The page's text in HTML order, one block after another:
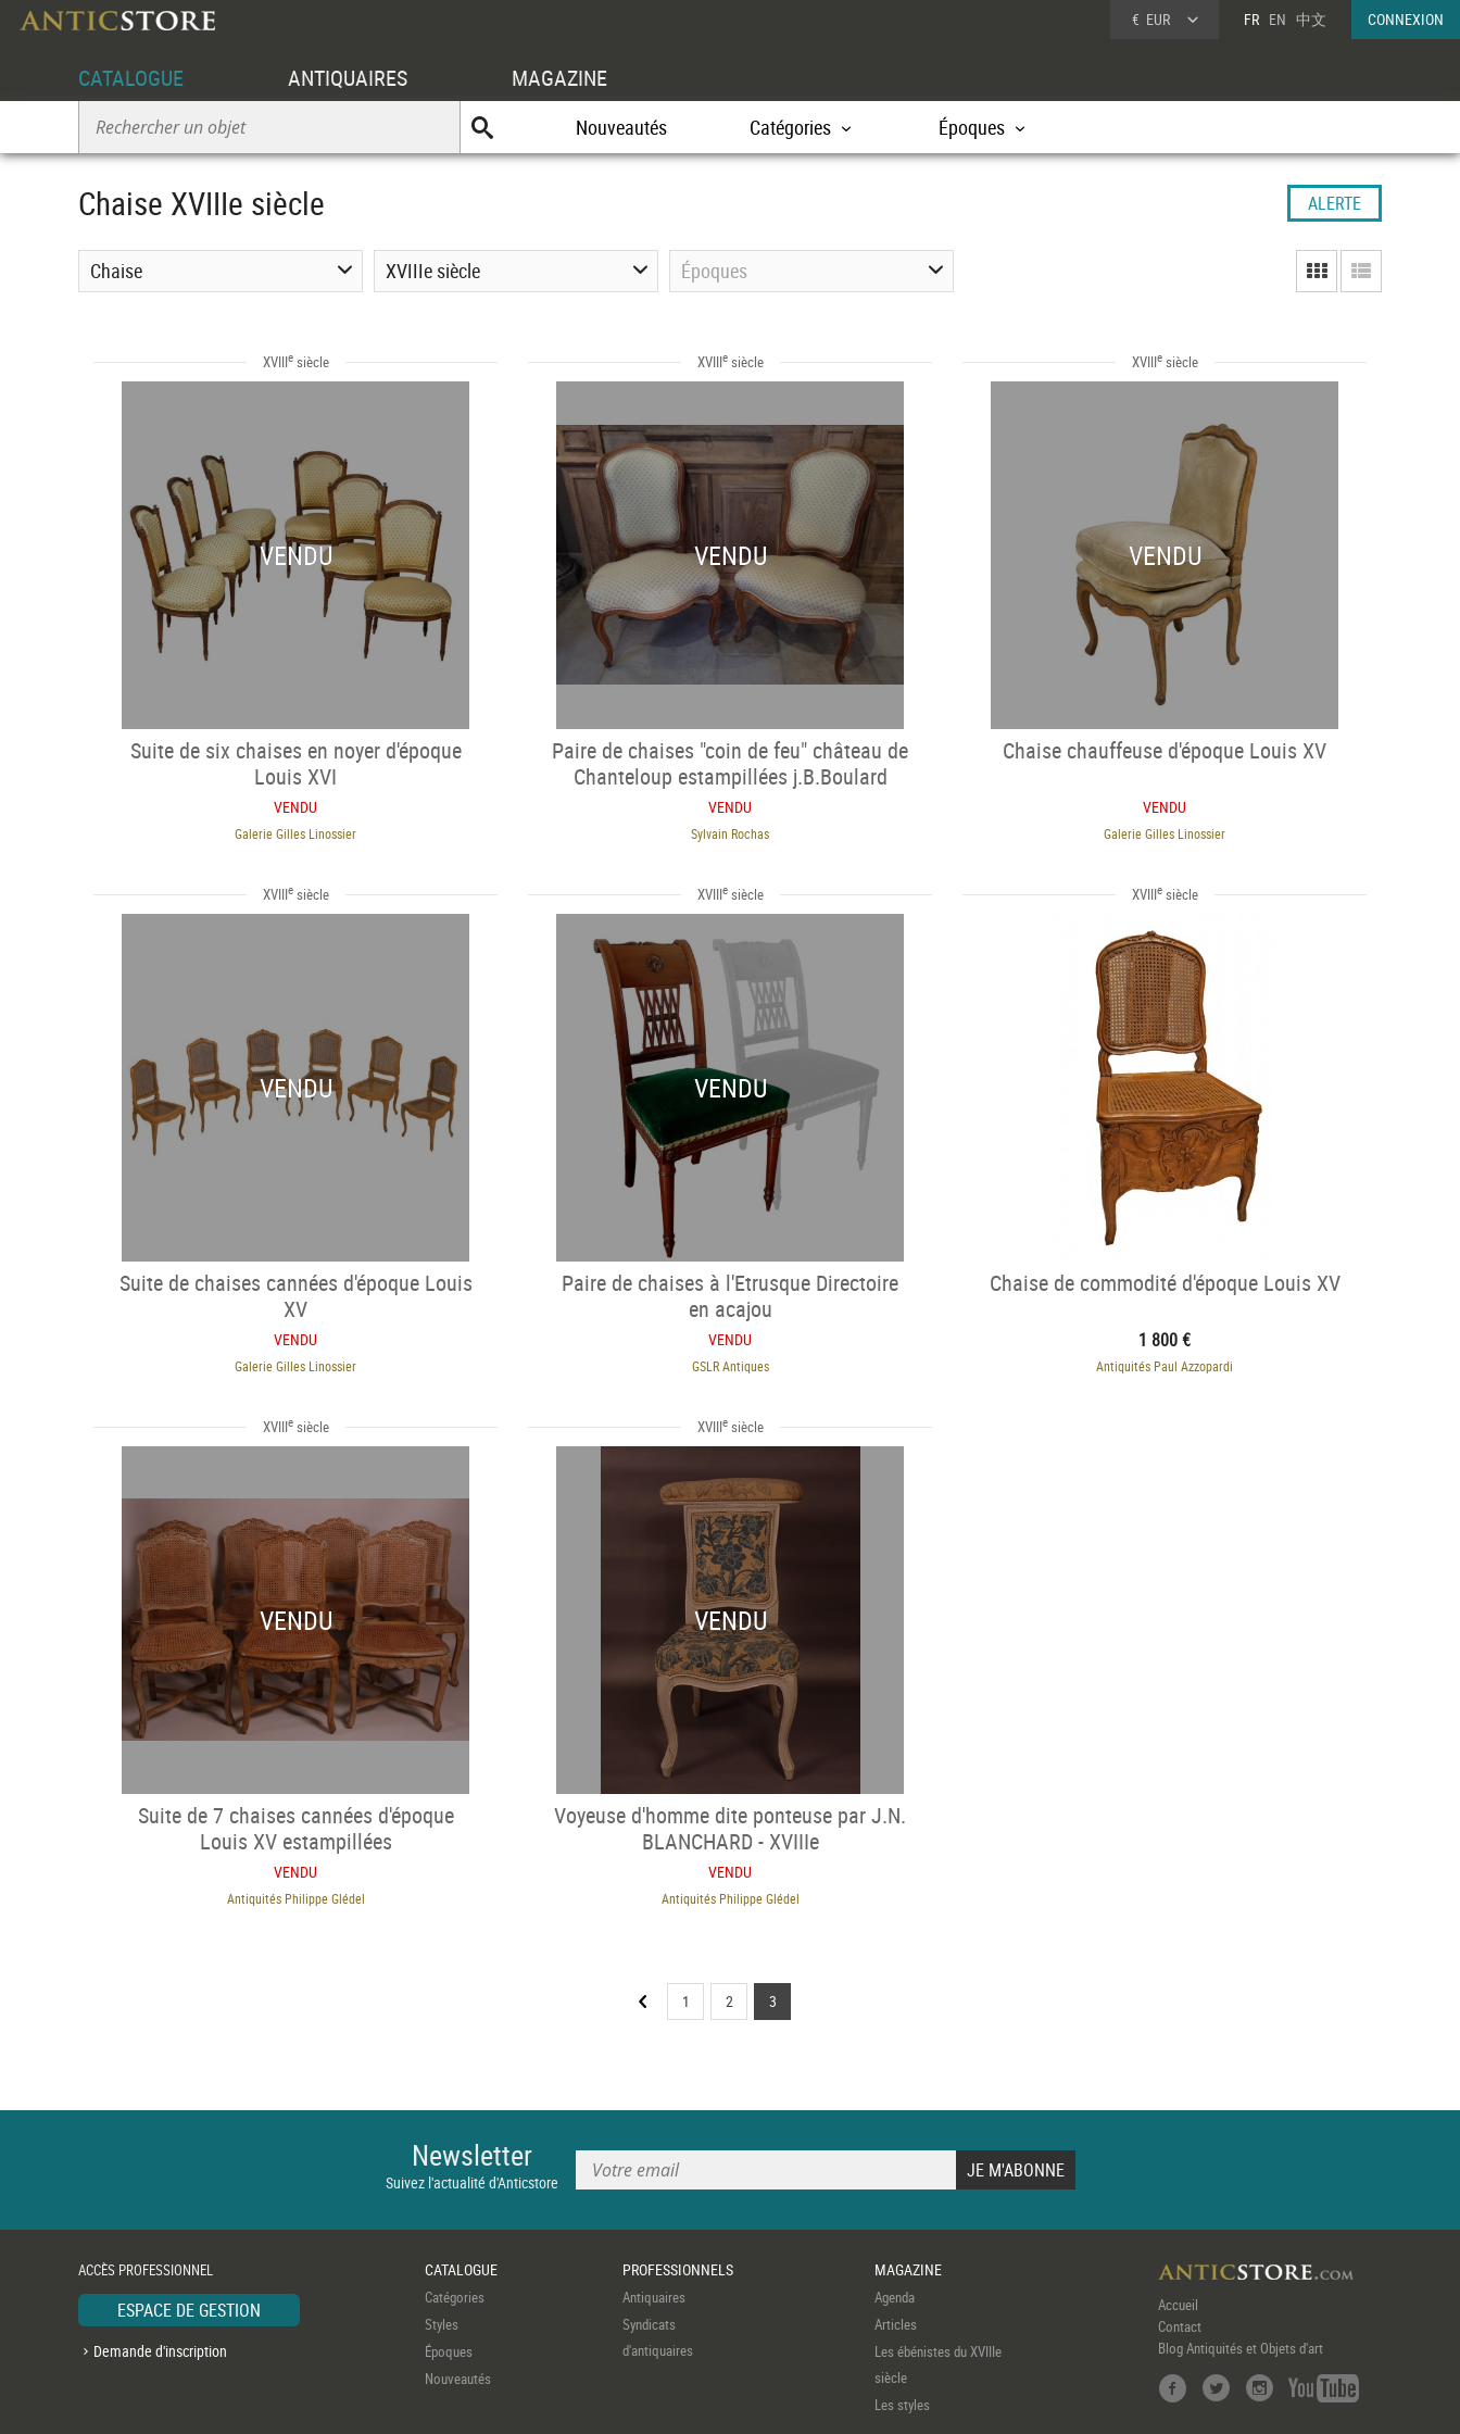
€ EUR FR EN 中文 CONNEXION
CATALOGUE ANTIQUAIRES MAGAZINE
Nouveautés Catégories Époques
Chaise XVIIIe siècle ALERTE
Chaise XVIIIe siècle Époques
XVIIIesiècle
VENDU
Suite de six chaises en noyer d'époque
Louis XVI
VENDU
Galerie Gilles Linossier
XVIIIesiècle
VENDU
Paire de chaises "coin de feu" château de
Chanteloup estampillées j.B.Boulard
VENDU
Sylvain Rochas
XVIIIesiècle
VENDU
Chaise chauffeuse d'époque Louis XV
VENDU
Galerie Gilles Linossier
XVIIIesiècle
VENDU
Suite de chaises cannées d'époque Louis
XV
VENDU
Galerie Gilles Linossier
XVIIIesiècle
VENDU
Paire de chaises à l'Etrusque Directoire
en acajou
VENDU
GSLR Antiques
XVIIIesiècle
Chaise de commodité d'époque Louis XV
1 800 €
Antiquités Paul Azzopardi
XVIIIesiècle
VENDU
Suite de 7 chaises cannées d'époque
Louis XV estampillées
VENDU
Antiquités Philippe Glédel
XVIIIesiècle
VENDU
Voyeuse d'homme dite ponteuse par J.N.
BLANCHARD - XVIIIe
VENDU
Antiquités Philippe Glédel
1 2 3
Newsletter
Suivez l'actualité d'Anticstore
ACCÈS PROFESSIONNEL
ESPACE DE GESTION
Demande d'inscription
CATALOGUE
Catégories
Styles
Époques
Nouveautés
PROFESSIONNELS
Antiquaires
Syndicats
d'antiquaires
MAGAZINE
Agenda
Articles
Les ébénistes du XVIIIe
siècle
Les styles
Accueil
Contact
Blog Antiquités et Objets d'art